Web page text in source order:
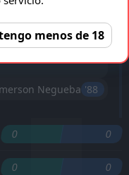
Negueba '88 ︎
0 0
0 0
menos de 18